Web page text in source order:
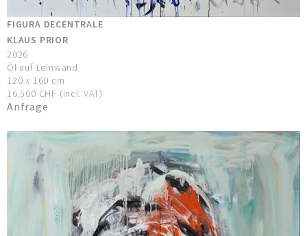
FIGURA DECENTRALE
KLAUS PRIOR
2026
Öl auf Leinwand
120 x 160 cm
16.500 CHF (incl. VAT)
Anfrage